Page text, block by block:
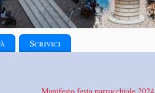
Scrivici